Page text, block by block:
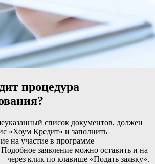
процедура
список документов, должен
«Хоум Кредит» и заполнить
на участие в программе
заявление можно оставить и на
через клик по клавише «Подать заявку».